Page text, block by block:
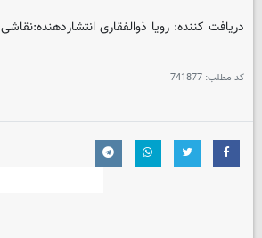
دریافت کننده: رویا ذوالفقاری انتشاردهنده:نقاشی
کد مطلب: 741877